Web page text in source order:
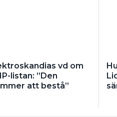
leverantör än den
materialkostnad är
att företag har rätt att ta
UT VAD SOM GÄLLER
ÄR DET?
vd om
listan: ”Den
att bestå”